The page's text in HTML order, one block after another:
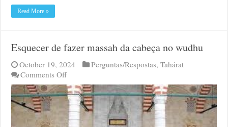
Read More »
Esquecer de fazer massah da cabeça no wudhu
October 19, 2024 Perguntas/Respostas,Tahárat
Comments Offon
Esquecer
de
fazer
massah
da